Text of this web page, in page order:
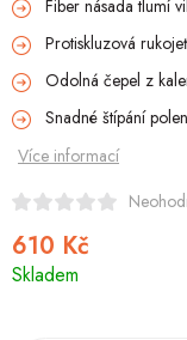
Půjčovna Kontaktuje
Vrácení a reklamace
Obchodní podmínky pro
Zásady používání cookies
610 Kč
Skladem
Fiber násada tlumí
Protiskluzová
Odolná čepel z
Snadné štípání
Více informací